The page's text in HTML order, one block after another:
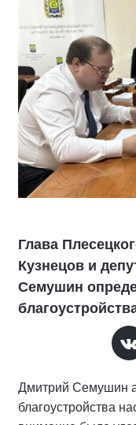
Глава
Кузнецов и
Семушин
Дмитрий Семушин
благоустройства